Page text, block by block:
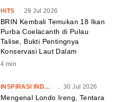
HITS 29 Jul 2026
BRIN Kembali Temukan 18 Ikan
Purba Coelacanth di Pulau
Talise, Bukti Pentingnya
Konservasi Laut Dalam
4 min
INSPIRASI INDONESIA 30 Jul 2026
Mengenal Londo Ireng, Tentara